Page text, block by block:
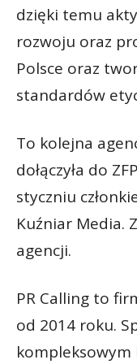
dzięki temu
rozwoju oraz
Polsce oraz
standardów
To kolejna
dołączyła do
styczniu
Kuźniar Media.
agencji.
PR Calling to
od 2014 roku.